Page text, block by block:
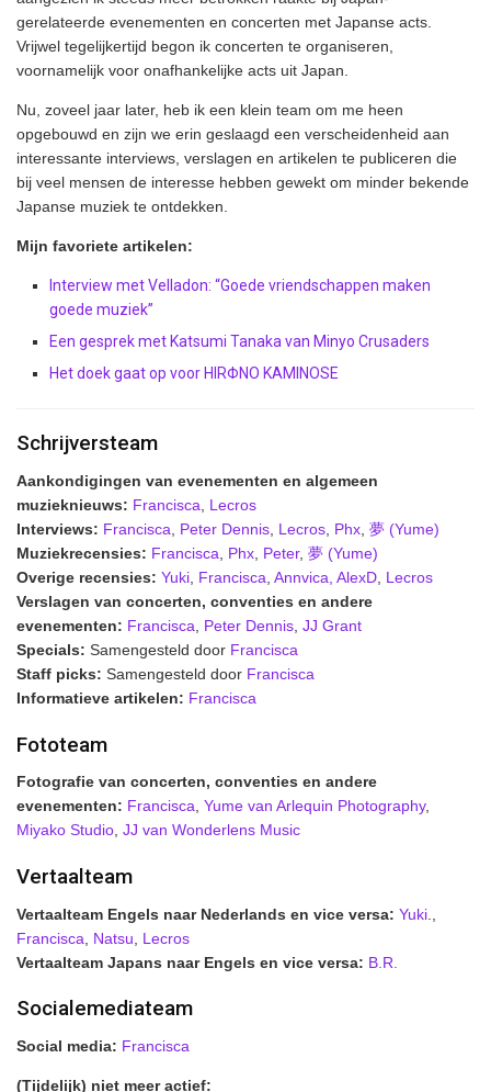
gerelateerde evenementen en concerten met Japanse acts.
Vrijwel tegelijkertijd begon ik concerten te organiseren,
voornamelijk voor onafhankelijke acts uit Japan.
Nu, zoveel jaar later, heb ik een klein team om me heen
opgebouwd en zijn we erin geslaagd een verscheidenheid aan
interessante interviews, verslagen en artikelen te publiceren die
bij veel mensen de interesse hebben gewekt om minder bekende
Japanse muziek te ontdekken.
Mijn favoriete artikelen:
Interview met Velladon: “Goede vriendschappen maken
goede muziek”
Een gesprek met Katsumi Tanaka van Minyo Crusaders
Het doek gaat op voor HIRΦNO KAMINOSE
Schrijversteam
Aankondigingen van evenementen en algemeen
muzieknieuws: Francisca
Lecros
Interviews: Francisca Peter Dennis Lecros Phx 夢 (Yume)
Muziekrecensies: Francisca Phx Peter, 夢 (Yume)
Overige recensies: Yuki Francisca Annvica AlexD Lecros
Verslagen van concerten, conventies en andere
evenementen: Francisca Peter Dennis JJ Grant
Specials: Samengesteld door Francisca
Staff picks: Samengesteld door Francisca
Informatieve artikelen: Francisca
Fototeam
Fotografie van concerten, conventies en andere
evenementen: Francisca Yume van Arlequin Photography,
Miyako Studio JJ van Wonderlens Music
Vertaalteam
Vertaalteam Engels naar Nederlands en vice versa: Yuki
Francisca
Natsu
Lecros
Vertaalteam Japans naar Engels en vice versa: B.R.
Socialemediateam
Social media: Francisca
(Tijdelijk) niet meer actief: